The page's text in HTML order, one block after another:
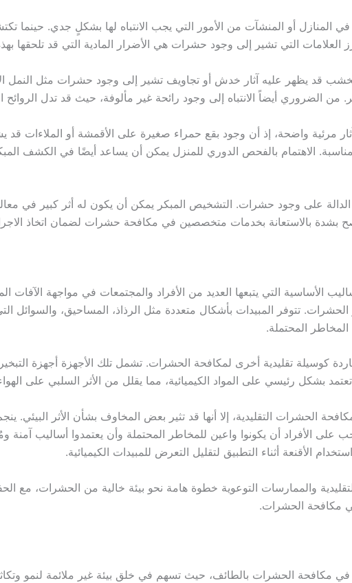
العلامات التي تشير إلى وجود حشرات هي الأضرار المادية التي قد تلحقها
قد يظهر عليه آثار خدش أو تجاويف تشير إلى وجود حشرات مثل النمل
أيضاً الانتباه إلى وجود رائحة غير مألوفة، حيث قد تدل الروائح
المناسبة. الاهتمام بالفحص الدوري للمنزل يمكن أن يساعد أيضًا في
بشدة بالاستعانة بخدمات متخصصين في مكافحة حشرات لضمان اتخاذ
الأساسية التي يتبعها العديد من الأفراد والمجتمعات في مواجهة
تتوفر المبيدات بأشكال متعددة مثل الرذاذ، المساحيق،
المخاطر المحتملة.
كوسيلة تقليدية أخرى لمكافحة الحشرات. تشمل تلك الأجهزة أجهزة
بشكل رئيسي على المواد الكيميائية، مما يقلل من الأثر السلبي على
الحشرات التقليدية، إلا أنها قد تثير بعض المخاوف بشأن الأثر
على الأفراد أن يكونوا واعين للمخاطر المحتملة وأن يعتمدوا أساليب
الأقنعة أثناء التطبيق لتقليل التعرض للمبيدات الكيميائية.
والممارسات التوعوية خطوة هامة نحو بيئة خالية من الحشرات، مع
مكافحة الحشرات.
في مكافحة الحشرات بالطائف، حيث تسهم في خلق بيئة غير ملائمة لنمو